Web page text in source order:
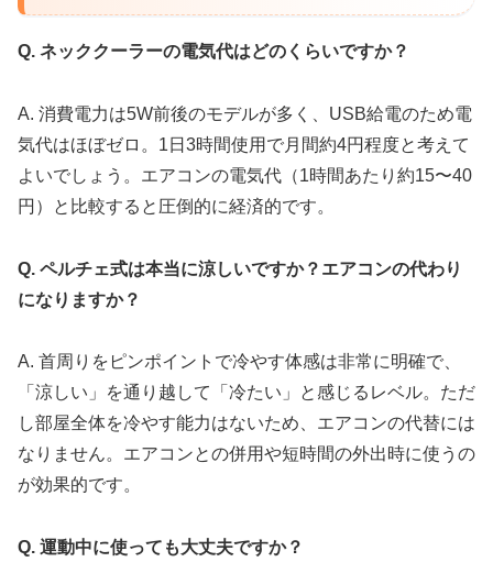
Q. ネッククーラーの電気代はどのくらいですか？
A. 消費電力は5W前後のモデルが多く、USB給電のため電
気代はほぼゼロ。1日3時間使用で月間約4円程度と考えて
よいでしょう。エアコンの電気代（1時間あたり約15〜40
円）と比較すると圧倒的に経済的です。
Q. ペルチェ式は本当に涼しいですか？エアコンの代わり
になりますか？
A. 首周りをピンポイントで冷やす体感は非常に明確で、
「涼しい」を通り越して「冷たい」と感じるレベル。ただ
し部屋全体を冷やす能力はないため、エアコンの代替には
なりません。エアコンとの併用や短時間の外出時に使うの
が効果的です。
Q. 運動中に使っても大丈夫ですか？